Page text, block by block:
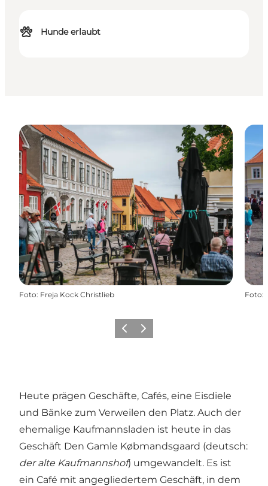
Hunde erlaubt
Foto: Freja Kock Christlieb Foto:
ZurückWeiter
Heute prägen Geschäfte, Cafés, eine Eisdiele
und Bänke zum Verweilen den Platz. Auch der
ehemalige Kaufmannsladen ist heute in das
Geschäft Den Gamle Købmandsgaard (deutsch:
der alte Kaufmannshof) umgewandelt. Es ist
ein Café mit angegliedertem Geschäft, in dem